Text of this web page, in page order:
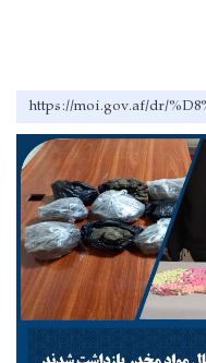
https://moi.gov.af/dr/